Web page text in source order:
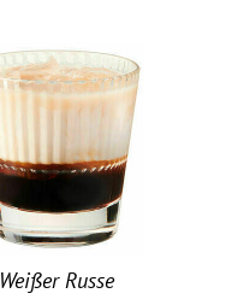
Weißer Russe